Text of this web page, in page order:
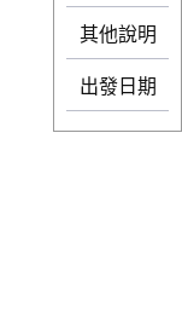
其他說明
出發日期